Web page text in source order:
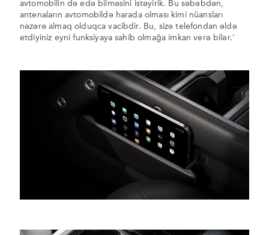
avtomobilin də edə bilməsini istəyirik. Bu səbəbdən,
antenaların avtomobildə harada olması kimi nüansları
nəzərə almaq olduqca vacibdir. Bu, sizə telefondan əldə
etdiyiniz eyni funksiyaya sahib olmağa imkan verə bilər.'